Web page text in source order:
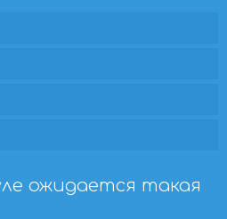
ожидается такая